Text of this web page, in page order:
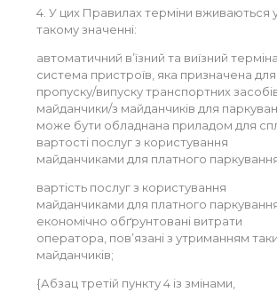
4. У цих Правилах терміни вживаються
такому значенні:
автоматичний в’їзний та виїзний
система пристроїв, яка призначена для
пропуску/випуску транспортних
майданчики/з майданчиків для
може бути обладнана приладом для
вартості послуг з користування
майданчиками для платного
вартість послуг з користування
майданчиками для платного
економічно обґрунтовані витрати
оператора, пов’язані з утриманням
майданчиків;
{Абзац третій пункту 4 із змінами,